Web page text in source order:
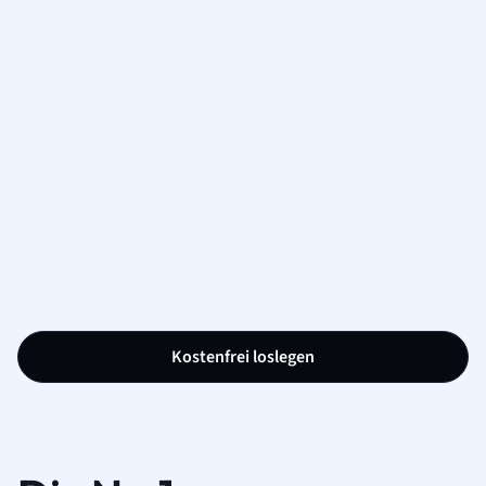
Kostenfrei loslegen